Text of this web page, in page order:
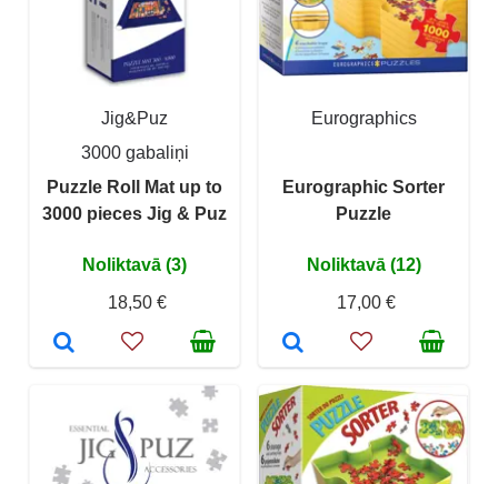
Jig&Puz
3000 gabaliņi
Puzzle Roll Mat up to
3000 pieces Jig & Puz
Noliktavā (3)
18,50 €
Eurographics
Eurographic Sorter
Puzzle
Noliktavā (12)
17,00 €